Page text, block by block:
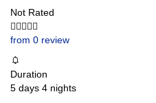
Not Rated
from 0 review
Duration
5 days 4 nights